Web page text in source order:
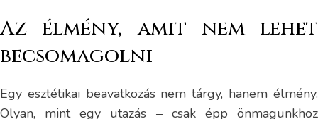
Az élmény, amit nem lehet
becsomagolni
Egy esztétikai beavatkozás nem tárgy, hanem élmény.
Olyan, mint egy utazás – csak épp önmagunkhoz